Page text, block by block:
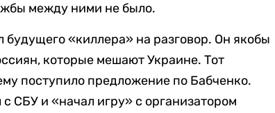
между ними не было.
будущего «киллера» на разговор. Он якобы
которые мешают Украине. Тот
поступило предложение по Бабченко.
СБУ и «начал игру» с организатором